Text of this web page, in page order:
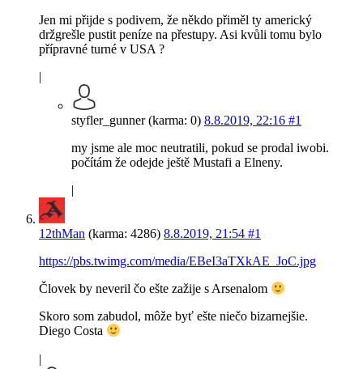
Jen mi přijde s podivem, že někdo přiměl ty americký
držgrešle pustit peníze na přestupy. Asi kvůli tomu bylo
přípravné turné v USA ?
|
styfler_gunner (karma: 0) 8.8.2019, 22:16 #1
my jsme ale moc neutratili, pokud se prodal iwobi.
počítám že odejde ještě Mustafi a Elneny.
|
12thMan (karma: 4286) 8.8.2019, 21:54 #1
https://pbs.twimg.com/media/EBeI3aTXkAE_JoC.jpg
Človek by neveril čo ešte zažije s Arsenalom
Skoro som zabudol, môže byť ešte niečo bizarnejšie.
Diego Costa
|